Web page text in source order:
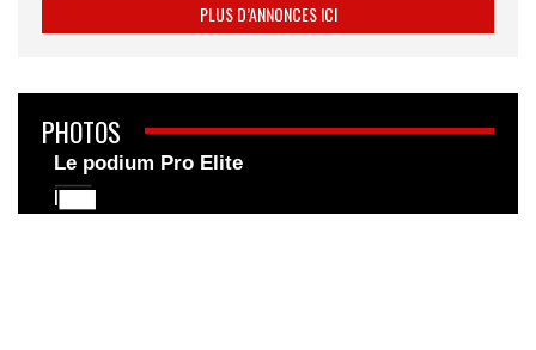
PLUS D’ANNONCES ICI
PHOTOS
Le podium Pro Elite